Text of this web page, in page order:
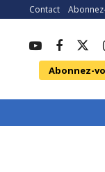
Contact
Abonnez-